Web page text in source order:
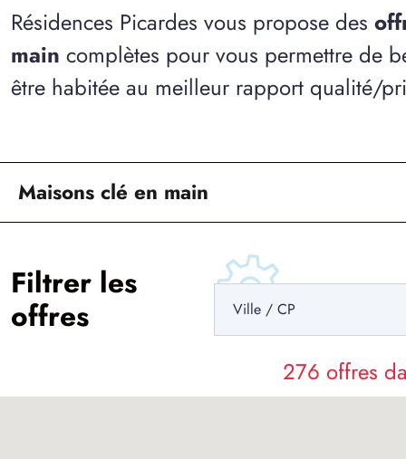
Résidences Picardes vous propose des
main complètes pour vous permettre de
être habitée au meilleur rapport qualité/
Maisons clé en main
Filtrer les
offres
276 offres